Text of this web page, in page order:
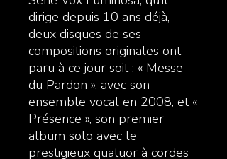
dirige depuis 10 ans déjà,
deux disques de ses
compositions originales ont
paru à ce jour soit : « Messe
du Pardon », avec son
ensemble vocal en 2008, et «
Présence », son premier
album solo avec le
prestigieux quatuor à cordes